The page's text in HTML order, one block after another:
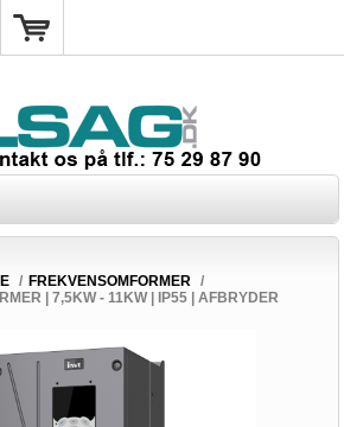
/ FREKVENSOMFORMER /
| 7,5KW - 11KW | IP55 | AFBRYDER